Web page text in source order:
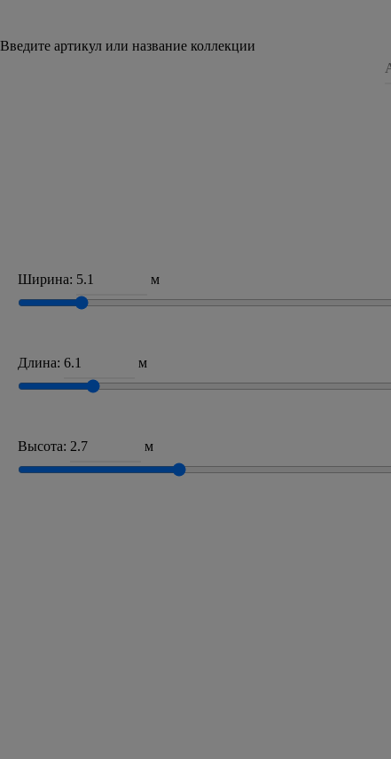
Введите артикул или название коллекции
Ширина: м
Длина: м
Высота: м